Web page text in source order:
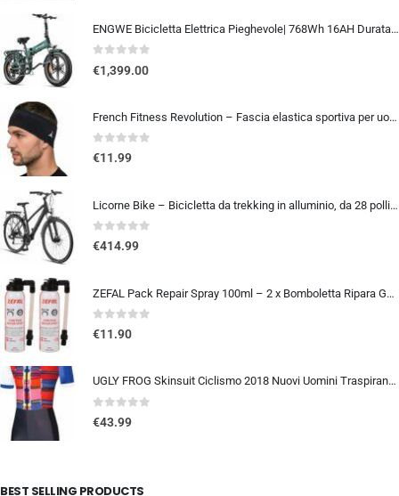
ENGWE Bicicletta Elettrica Pieghevole| 768Wh 16AH Durata 110KM| 20″×4.0″ Fat Tire|Sensore di Coppia| Sospensione Completa| 8 Velocità| ENGINE Pro 2.0
0out of 5
€1,399.00
French Fitness Revolution – Fascia elastica sportiva per uomini e donne – corsa, ciclismo, basket, yoga, fitness – fascia per
0out of 5
€11.99
Licorne Bike – Bicicletta da trekking in alluminio, da 28 pollici, con cambio a 21 marce, freno a disco, mountain bike, bici
0out of 5
€414.99
ZEFAL Pack Repair Spray 100ml – 2 x Bomboletta Ripara Gomme Bici – Gonfia e Ripara Bici – Schrader, Presta e Dunlop – 2 botti
0out of 5
€11.90
UGLY FROG Skinsuit Ciclismo 2018 Nuovi Uomini Traspirante Primavera Estate A Maniche Corta Ciclismo Body All’aperto Sports…
0out of 5
€43.99
BEST SELLING PRODUCTS